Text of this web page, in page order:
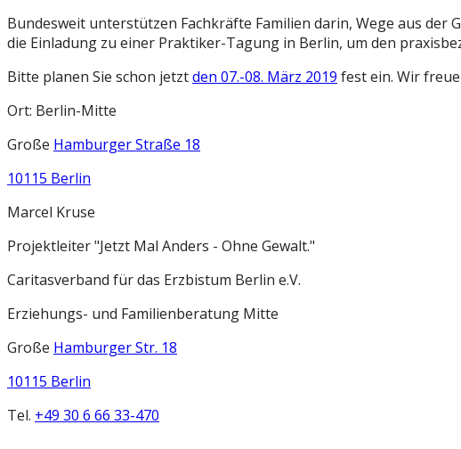
Bundesweit unterstützen Fachkräfte Familien darin, Wege aus
die Einladung zu einer Praktiker-Tagung in Berlin, um den
Bitte planen Sie schon jetztden 07.-08. März 2019 fest ein. Wir
Ort: Berlin-Mitte
Große Hamburger Straße 18
10115 Berlin
Marcel Kruse
Projektleiter "Jetzt Mal Anders - Ohne Gewalt."
Caritasverband für das Erzbistum Berlin e.V.
Erziehungs- und Familienberatung Mitte
Große Hamburger Str. 18
10115 Berlin
Tel. +49 30 6 66 33-470